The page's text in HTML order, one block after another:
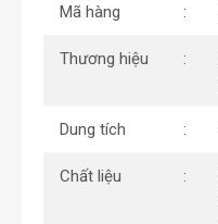
Mã hàng
Thương hiệu
Dung tích
Chất liệu